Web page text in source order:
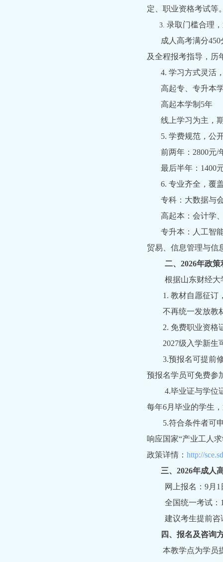
定、职业资格考试等
录取门槛合理
成人高考满分450
及全程报考指导，历
4. 学习方式灵活
高起专、专升本学
高起本学制5年
线上学习为主，期
5. 学费规范，公
前两年：2800元/
最后半年：1400
6. 专业齐全，覆
专科：大数据与会
高起本：会计学、
专升本：人工智能
贸易、信息管理与信
二、2026年政策
根据山东财经大学
1. 教材自愿征订
不再统一发放教材
2. 免费职业资格
2027级入学新生可
3.预报名可提前
预报名学员可免费参
4.毕业证与学位
每年6月毕业的学生
5.符合条件者可申
响应国家“产业工人
政策详情： http://
三、2026年成人
网上报名：9月1
全国统一考试：
建议考生提前咨询
四、报名及咨询
本教学点为学员提